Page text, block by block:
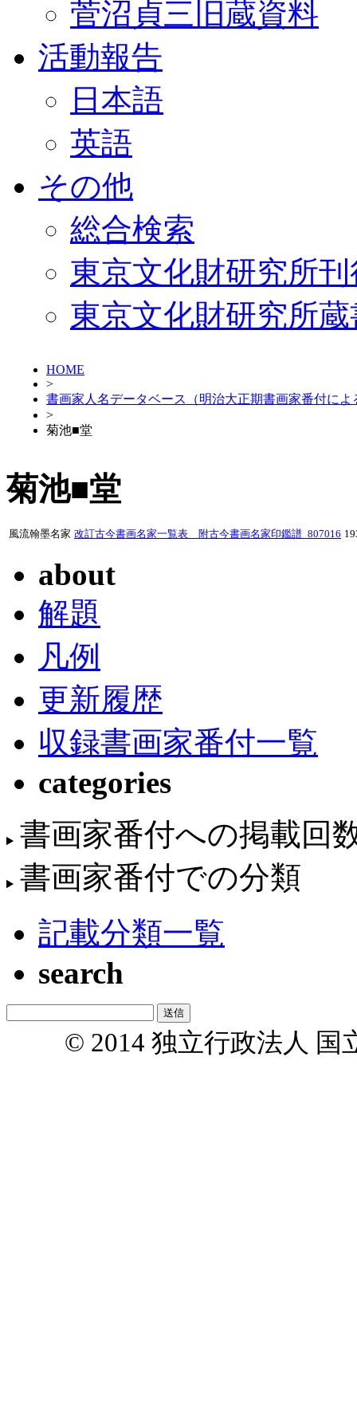
菅沼貞三旧蔵資料
活動報告
日本語
英語
その他
総合検索
東京文化財研究所
東京文化財研究所
HOME
>
書画家人名データベース（明治大正期書画家番付によ
>
菊池■堂
菊池■堂
風流翰墨名家 改訂古今書画名家一覧表 附古今書画名家印鑑譜_807016
about
解題
凡例
更新履歴
収録書画家番付一覧
categories
書画家番付への掲載回
書画家番付での分類
記載分類一覧
search
© 2014 独立行政法人 国